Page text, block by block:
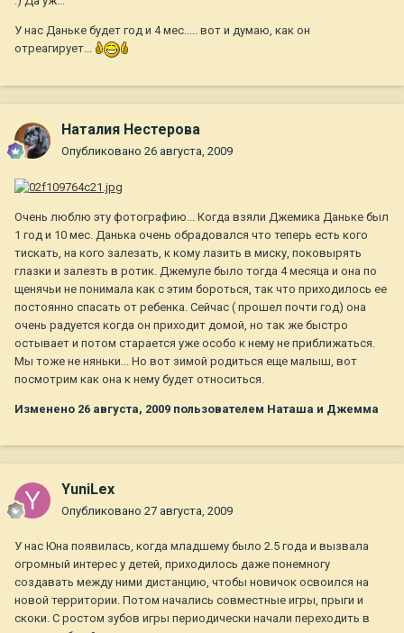
У нас Даньке будет год и 4 мес..... вот и думаю, как он
отреагирует...
Наталия Нестерова
Опубликовано 26 августа, 2009
Очень люблю эту фотографию... Когда взяли Джемика Даньке был
1 год и 10 мес. Данька очень обрадовался что теперь есть кого
тискать, на кого залезать, к кому лазить в миску, поковырять
глазки и залезть в ротик. Джемуле было тогда 4 месяца и она по
щенячьи не понимала как с этим бороться, так что приходилось ее
постоянно спасать от ребенка. Сейчас ( прошел почти год) она
очень радуется когда он приходит домой, но так же быстро
остывает и потом старается уже особо к нему не приближаться.
Мы тоже не няньки... Но вот зимой родиться еще малыш, вот
посмотрим как она к нему будет относиться.
Изменено 26 августа, 2009 пользователем Наташа и Джемма
YuniLex
Опубликовано 27 августа, 2009
У нас Юна появилась, когда младшему было 2.5 года и вызвала
огромный интерес у детей, приходилось даже понемногу
создавать между ними дистанцию, чтобы новичок освоился на
новой территории. Потом начались совместные игры, прыги и
скоки. С ростом зубов игры периодически начали переходить в